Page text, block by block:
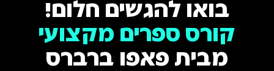
בואו להגשים חלום!
קורס ספרים מקצועי
מבית פאפו ברברס